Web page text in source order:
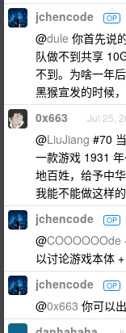
jchencode OP
@dule 你首先说
队做不到共享
不到。为啥一年
黑猴宣发的时候
0x663 Jul 25,
@LiuJiang #70
一款游戏 1931
地百姓，给予中华
我能不能做这样
jchencode OP
@COOOOOOde
以讨论游戏本体
jchencode OP
@0x663 你可以